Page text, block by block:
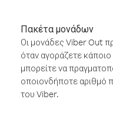
Πακέτα μονάδων
Οι μονάδες Viber Out
όταν αγοράζετε
μπορείτε να
οποιονδήποτε αριθμό
του Viber.